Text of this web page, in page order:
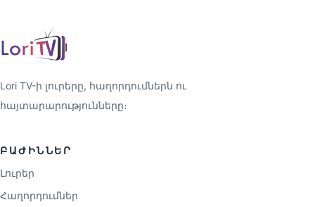
Lori TV-ի լուրերը, հաղորդումներն ու
հայտարարությունները։
ԲԱԺԻՆՆԵՐ
Լուրեր
Հաղորդումներ